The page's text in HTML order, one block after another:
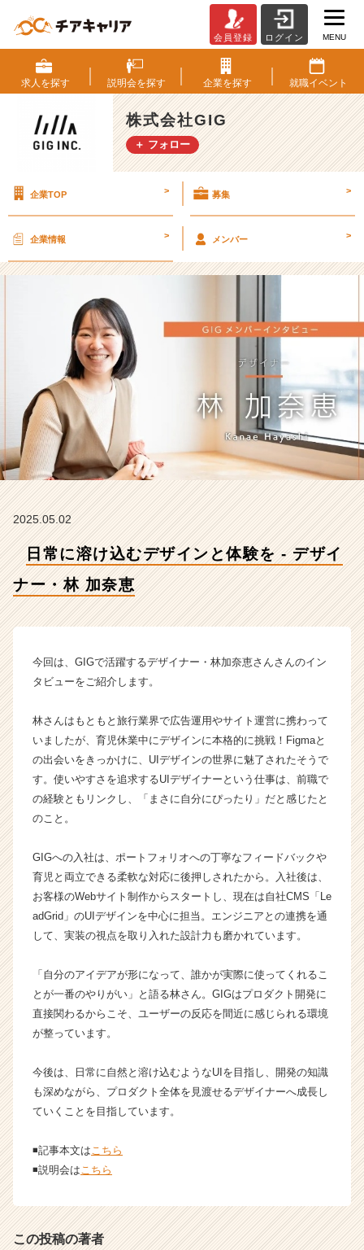
常
に
溶
け
込
む
ン
験
ザ
イ
ナ
奈
恵
【株
I
の
イ
ラ
イ
ベ
ン
チ
ャ
ー・
業
か
ら
ス
カ
が
届
く
サ
イ
チ
ア
会員登録 ログイン MENU
求人を探す 説明会を探す 企業を探す 就職イベント
株式会社GIG
＋ フォロー
企業TOP > 募集 >
企業情報 > メンバー >
2025.05.02
日常に溶け込むデザインと体験を - デザイ
ナー・林 加奈恵
今回は、GIGで活躍するデザイナー・林加奈恵さんさんのイン
タビューをご紹介します。
林さんはもともと旅行業界で広告運用やサイト運営に携わって
いましたが、育児休業中にデザインに本格的に挑戦！Figmaと
の出会いをきっかけに、UIデザインの世界に魅了されたそうで
す。使いやすさを追求するUIデザイナーという仕事は、前職で
の経験ともリンクし、「まさに自分にぴったり」だと感じたと
のこと。
GIGへの入社は、ポートフォリオへの丁寧なフィードバックや
育児と両立できる柔軟な対応に後押しされたから。入社後は、
お客様のWebサイト制作からスタートし、現在は自社CMS「Le
adGrid」のUIデザインを中心に担当。エンジニアとの連携を通
して、実装の視点を取り入れた設計力も磨かれています。
「自分のアイデアが形になって、誰かが実際に使ってくれるこ
とが一番のやりがい」と語る林さん。GIGはプロダクト開発に
直接関わるからこそ、ユーザーの反応を間近に感じられる環境
が整っています。
今後は、日常に自然と溶け込むようなUIを目指し、開発の知識
も深めながら、プロダクト全体を見渡せるデザイナーへ成長し
ていくことを目指しています。
◾️記事本文は こちら
◾️説明会は こちら
この投稿の著者